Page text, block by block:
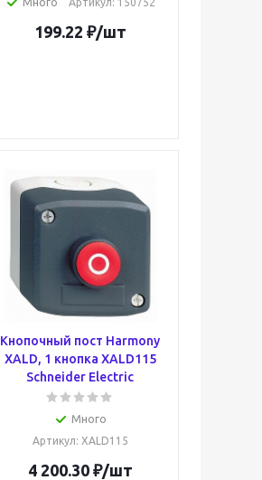
199.22 ₽/шт
Кнопочный пост Harmony
XALD, 1 кнопка XALD115
Schneider Electric
Много
Артикул: XALD115
4 200.30₽/шт